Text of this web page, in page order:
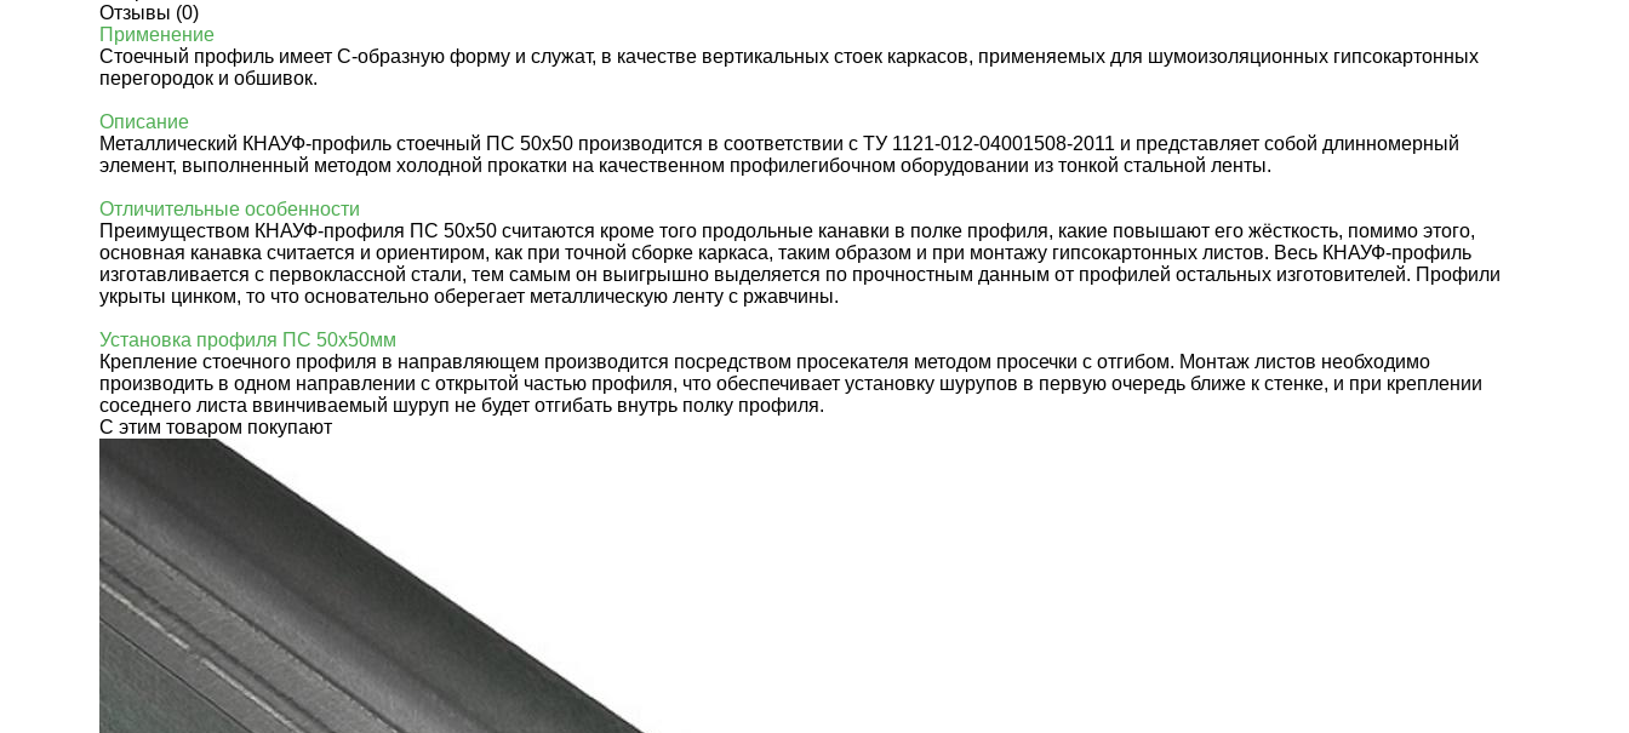
Отзывы (0)
Применение
Стоечный профиль имеет С-образную форму и служат, в качестве вертикальных стоек каркасов, применяемых для шумоизоляционных гипсокартонных
перегородок и обшивок.
Описание
Металлический КНАУФ-профиль стоечный ПС 50х50 производится в соответствии с ТУ 1121-012-04001508-2011 и представляет собой длинномерный
элемент, выполненный методом холодной прокатки на качественном профилегибочном оборудовании из тонкой стальной ленты.
Отличительные особенности
Преимуществом КНАУФ-профиля ПС 50х50 считаются кроме того продольные канавки в полке профиля, какие повышают его жёсткость, помимо этого,
основная канавка считается и ориентиром, как при точной сборке каркаса, таким образом и при монтажу гипсокартонных листов. Весь КНАУФ-профиль
изготавливается с первоклассной стали, тем самым он выигрышно выделяется по прочностным данным от профилей остальных изготовителей. Профили
укрыты цинком, то что основательно оберегает металлическую ленту с ржавчины.
Установка профиля ПС 50х50мм
Крепление стоечного профиля в направляющем производится посредством просекателя методом просечки с отгибом. Монтаж листов необходимо
производить в одном направлении с открытой частью профиля, что обеспечивает установку шурупов в первую очередь ближе к стенке, и при креплении
соседнего листа ввинчиваемый шуруп не будет отгибать внутрь полку профиля.
C этим товаром покупают